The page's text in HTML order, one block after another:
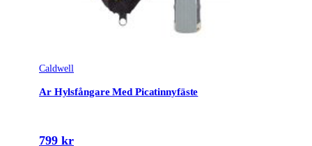
Caldwell
Ar Hylsfångare Med Picatinnyfäste
799 kr